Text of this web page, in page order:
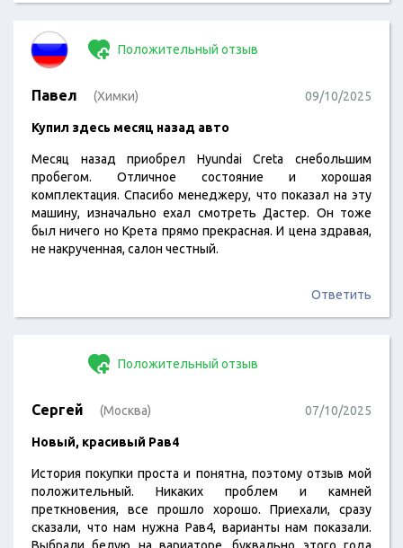
Положительный отзыв
Павел (Химки) 09/10/2025
Купил здесь месяц назад авто
Месяц назад приобрел Hyundai Creta снебольшим
пробегом. Отличное состояние и хорошая
комплектация. Спасибо менеджеру, что показал на эту
машину, изначально ехал смотреть Дастер. Он тоже
был ничего но Крета прямо прекрасная. И цена здравая,
не накрученная, салон честный.
Ответить
Положительный отзыв
Сергей (Москва) 07/10/2025
Новый, красивый Рав4
История покупки проста и понятна, поэтому отзыв мой
положительный. Никаких проблем и камней
преткновения, все прошло хорошо. Приехали, сразу
сказали, что нам нужна Рав4, варианты нам показали.